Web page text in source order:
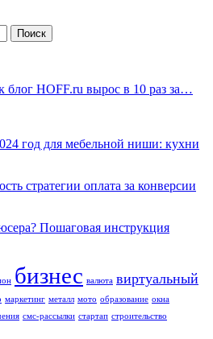
блог HOFF.ru вырос в 10 раз за…
год для мебельной ниши: кухни
стратегии оплата за конверсии
Пошаговая инструкция
бизнес валюта виртуальный
маркетинг металл мото образование окна
смс-рассылки стартап строительство